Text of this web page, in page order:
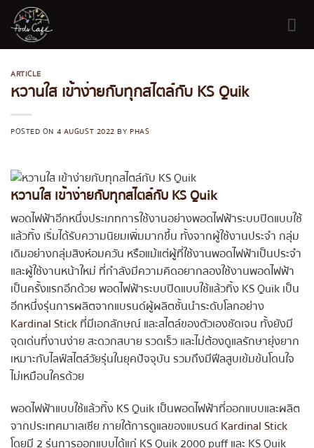
Skip
content
ARTICLE
หวานใส เข้าง่ายกับทุกสไตล์กับ KS Quik
POSTED ON 4 AUGUST 2022 BYPHAS
หวานใส เข้าง่ายกับทุกสไตล์กับ KS Quik
พอดไฟฟ้าอีกหนึ่งประเภทการใช้งานอย่างพอดไฟฟ้าระบบปิดแบบใช้
แล้วทิ้ง เริ่มได้รับความนิยมเพิ่มมากขึ้น ทั้งจากผู้ใช้งานประจำ กลุ่ม
เดิมอย่างกลุ่มสิงห์อมควัน หรือแม้แต่ผู้ที่ใช้งานพอดไฟฟ้าเป็นประจำ
และผู้ใช้งานหน้าใหม่ ที่กำลังมีความคิดอยากลองใช้งานพอดไฟฟ้า
เป็นครั้งแรกอีกด้วย พอดไฟฟ้าระบบปิดแบบใช้แล้วทิ้ง KS Quik เป็น
อีกหนึ่งรุ่นการผลิตจากแบรนด์ผู้ผลิตชั้นนำระดับโลกอย่าง
Kardinal Stickที่มีเอกลักษณ์ และสไตล์ของตัวเองชัดเจน ทั้งยังมี
จุดเด่นที่งานง่าย สะดวกสบาย รวดเร็ว และไม่ต้องดูแลรักษายุ่งยาก
เหมาะกับไลฟ์สไตล์วัยรุ่นในยุคปัจจุบัน รวมถึงมีฟีลสูบเข้มข้นโดนใจ
ไม่เหมือนใครด้วย
พอดไฟฟ้าแบบใช้แล้วทิ้ง KS Quik เป็นพอดไฟฟ้าที่ออกแบบและผลิต
จากประเทศมาเลเซีย ภายใต้การดูแลของแบรนด์Kardinal Stick
โดยมี 2 รุ่นการออกแบบได้แก่ KS Quik 2000 puff และ KS Quik